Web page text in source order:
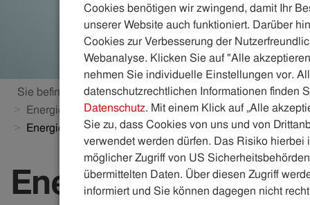
Sie befinden sich hier: ikb.at
Energie
Energieberatung
Aktuelle Energiespartipps
Energiesparmythen und Fehler beim Stromsparen
Cookies benötigen wir zwingend, damit Ihr
unserer Website auch funktioniert. Darüber
Cookies zur Verbesserung der
Webanalyse. Klicken Sie auf "Alle
nehmen Sie individuelle Einstellungen vor.
datenschutzrechtlichen Informationen finden
Datenschutz. Mit einem Klick auf „Alle
Sie zu, dass Cookies von uns und von
verwendet werden dürfen. Das Risiko hierbei
möglicher Zugriff von US
übermittelten Daten. Über diesen Zugriff
informiert und Sie können dagegen nicht